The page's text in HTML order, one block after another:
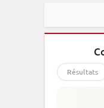
Résultats